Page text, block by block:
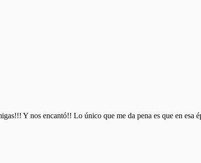
Y nos encantó!! Lo único que me da pena es que en